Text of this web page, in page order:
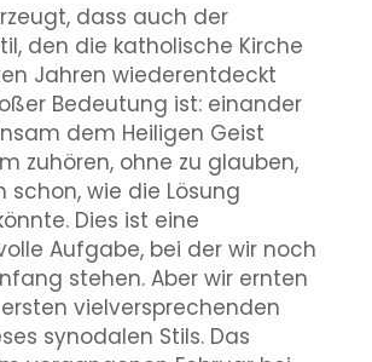
dass auch der
den die katholische Kirche
Jahren wiederentdeckt
Bedeutung ist: einander
dem Heiligen Geist
zuhören, ohne zu glauben,
schon, wie die Lösung
Dies ist eine
Aufgabe, bei der wir noch
stehen. Aber wir ernten
vielversprechenden
synodalen Stils. Das